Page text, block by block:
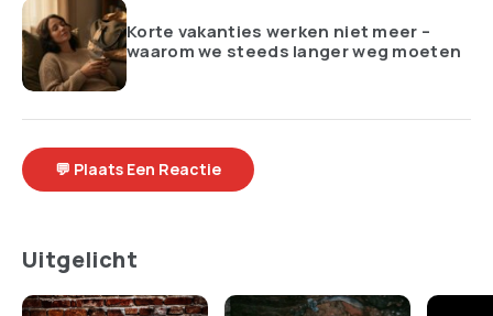
Korte vakanties werken niet meer –
waarom we steeds langer weg moeten
💬 Plaats Een Reactie
Uitgelicht